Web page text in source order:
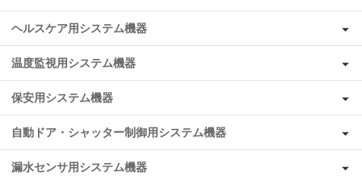
ヘルスケア用システム機器
温度監視用システム機器
保安用システム機器
自動ドア・シャッター制御用システム機器
漏水センサ用システム機器